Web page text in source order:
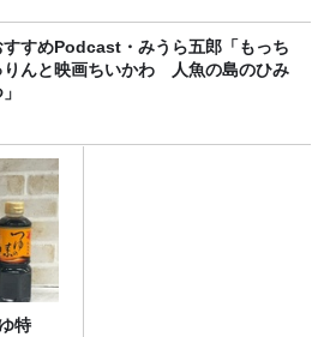
すすめPodcast・みうら五郎「もっち
りんと映画ちいかわ 人魚の島のひみ
特